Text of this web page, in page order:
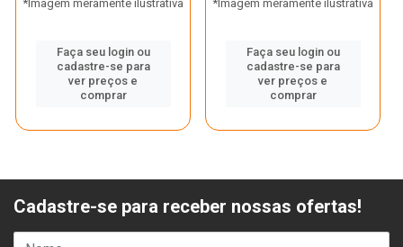
*Imagem meramente ilustrativa
Faça seu login ou
cadastre-se para
ver preços e
comprar
*Imagem meramente ilustrativa
Faça seu login ou
cadastre-se para
ver preços e
comprar
Cadastre-se para receber nossas ofertas!